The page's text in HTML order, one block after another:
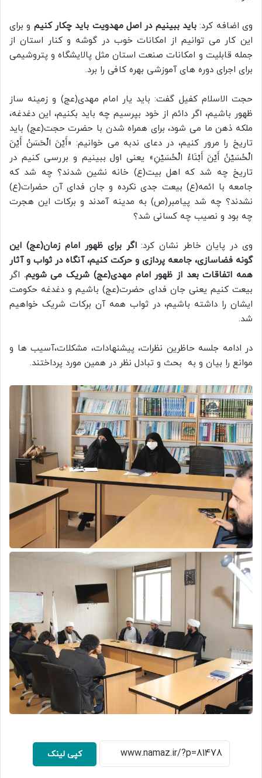
وی اضافه کرد: باید ببینیم در اصل مهدویت باید چکار کنیم و برای
این کار می توانیم از امکانات خوب در گوشه و کنار استان از
جمله قابلیت و امکانات صنعت استان مثل پالایشگاه و پتروشیمی
برای اجرای دوره های آموزشی بهره کافی را برد.
حجت الاسلام کفیل گفت: باید یار امام مهدی(عج) و زمینه ساز
ظهور باشیم، اگر دائم از خود بپرسیم چه باید بکنیم، این دغدغه،
ملکه ذهن ما می شود، برای همراه شدن با حضرت حجت(عج) باید
تاریخ را مرور کنیم، در دعای ندبه می خوانیم: «أَیْنَ الْحَسَنُ أَیْنَ
الْحُسَیْنُ أَیْنَ أَبْنَاءُ الْحُسَیْنِ» یعنی اول ببینیم و بررسی کنیم در
تاریخ چه شد که اهل بیت(ع) خانه نشین شدند؟ چه شد که
جامعه با ائمه(ع) بیعت جدی نکرده و جان فدای آن حضرات(ع)
نشدند؟ چه شد پیامبر(ص) به مدینه آمدند و برکات این هجرت
چه بود و نصیب چه کسانی شد؟
وی در پایان خاطر نشان کرد:اگر برای ظهور امام زمان(عج) این
گونه فضاسازی، جامعه پردازی و حرکت کنیم، آنگاه در ثواب و آثار
همه اتفاقات بعد از ظهور امام مهدی(عج) شریک می شویم. اگر
بیعت کنیم یعنی جان فدای حضرت(عج) باشیم و دغدغه حکومت
ایشان را داشته باشیم، در ثواب همه آن برکات شریک خواهیم
شد.
در ادامه جلسه حاظرین نظرات، پیشنهادات، مشکلات،آسیب ها و
موانع را بیان و به بحث و تبادل نظر در همین مورد پرداختند.
کپی لینک